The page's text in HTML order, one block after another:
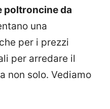
poltroncine da
una
per i prezzi
per arredare il
non solo. Vediamo